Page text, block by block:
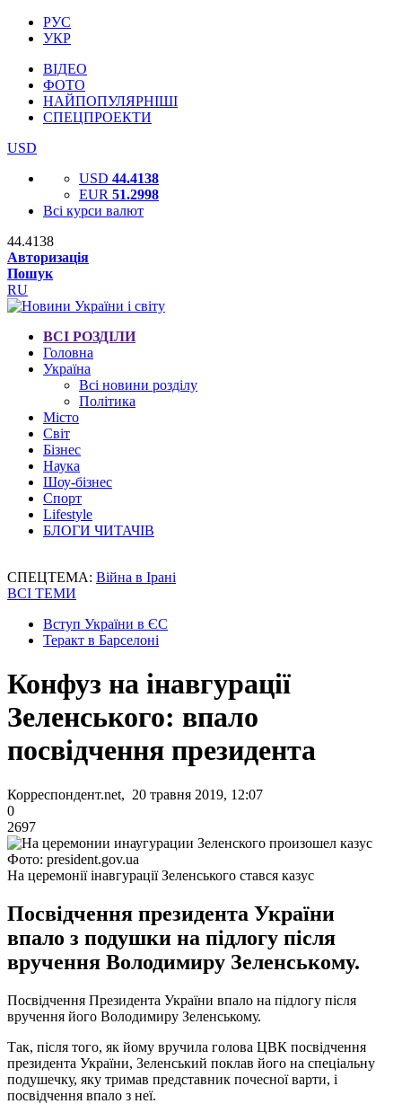
РУС
УКР
ВІДЕО
ФОТО
НАЙПОПУЛЯРНІШІ
СПЕЦПРОЕКТИ
USD
USD 44.4138
EUR 51.2998
Всі курси валют
44.4138
Авторизація
Пошук
RU
ВСІ РОЗДІЛИ
Головна
Україна
Всі новини розділу
Політика
Місто
Світ
Бізнес
Наука
Шоу-бізнес
Спорт
Lifestyle
БЛОГИ ЧИТАЧІВ
СПЕЦТЕМА: Війна в Ірані
ВСІ ТЕМИ
Вступ України в ЄС
Теракт в Барселоні
Конфуз на інавгурації
Зеленського: впало
посвідчення президента
Корреспондент.net, 20 травня 2019, 12:07
0
2697
Фото: president.gov.ua
На церемонії інавгурації Зеленського стався казус
Посвідчення президента України
впало з подушки на підлогу після
вручення Володимиру Зеленському.
Посвідчення Президента України впало на підлогу після
вручення його Володимиру Зеленському.
Так, після того, як йому вручила голова ЦВК посвідчення
президента України, Зеленський поклав його на спеціальну
подушечку, яку тримав представник почесної варти, і
посвідчення впало з неї.